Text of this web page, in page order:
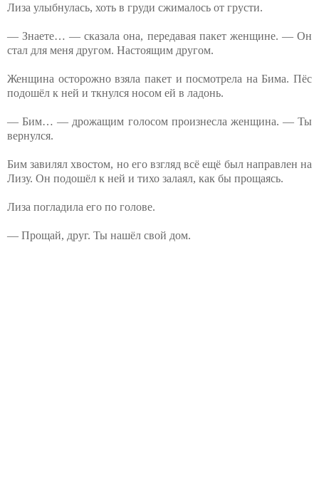
Лиза улыбнулась, хоть в груди сжималось от грусти.
— Знаете… — сказала она, передавая пакет женщине. — Он
стал для меня другом. Настоящим другом.
Женщина осторожно взяла пакет и посмотрела на Бима. Пёс
подошёл к ней и ткнулся носом ей в ладонь.
— Бим… — дрожащим голосом произнесла женщина. — Ты
вернулся.
Бим завилял хвостом, но его взгляд всё ещё был направлен на
Лизу. Он подошёл к ней и тихо залаял, как бы прощаясь.
Лиза погладила его по голове.
— Прощай, друг. Ты нашёл свой дом.